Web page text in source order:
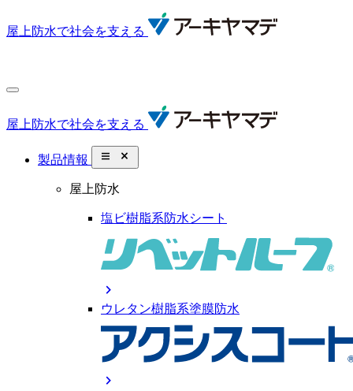
屋上防水で社会を支える
屋上防水で社会を支える
製品情報 close_small
屋上防水
塩ビ樹脂系防水シート
chevron_right
ウレタン樹脂系塗膜防水
chevron_right